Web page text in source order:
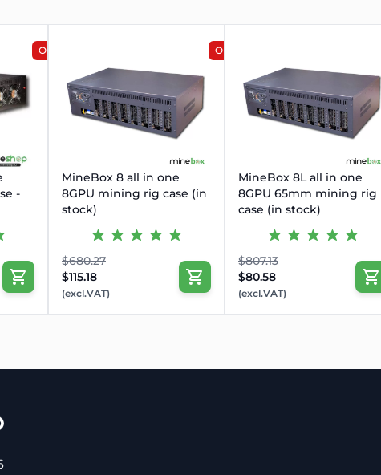
OFERTA
-
OFERTA
MineBox 8 all in one
8GPU mining rig case (in
stock)
$680.27
$115.18
(excl.VAT)
MineBox 8L all in one
8GPU 65mm mining rig
case (in stock)
$807.13
$80.58
(excl.VAT)